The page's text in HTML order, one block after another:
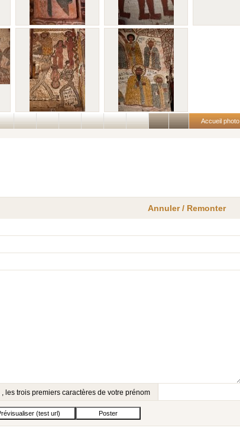
Accueil photo
Annuler / Remonter
, les trois premiers caractères de votre prénom